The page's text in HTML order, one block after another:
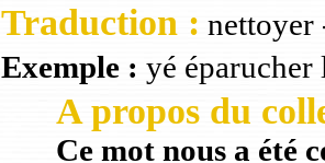
Traduction : nettoyer
Exemple : yé éparucher
A propos du
Ce mot nous a été